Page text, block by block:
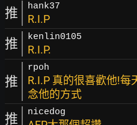
推 hank37
R.I.P
推 kenlin0105
R.I.P.
推
rpoh
R.I.P 真的很喜歡他!每
念他的方式
推 nicedog